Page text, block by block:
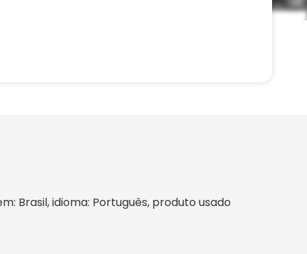
Brasil, idioma: Português, produto usado